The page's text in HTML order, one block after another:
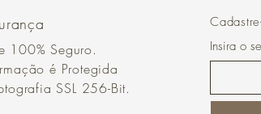
100% Seguro.
é Protegida
SSL 256-Bit.
Insira o